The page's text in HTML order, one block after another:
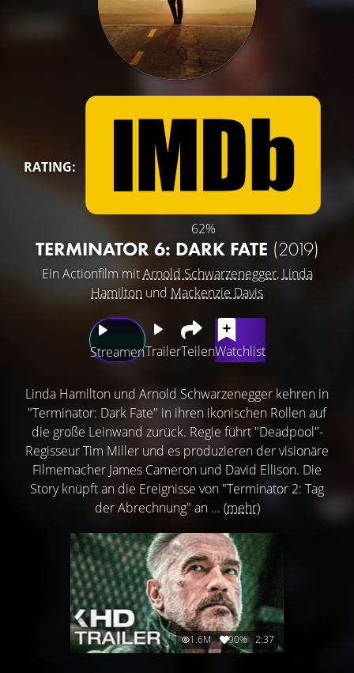
RATING:
62%
TERMINATOR 6: DARK FATE (2019)
Ein Actionfilm mitArnold Schwarzenegger, Linda
Hamilton und Mackenzie Davis
StreamenTrailerTeilenWatchlist
Linda Hamilton und Arnold Schwarzenegger kehren in
"Terminator: Dark Fate" in ihren ikonischen Rollen auf
die große Leinwand zurück. Regie führt "Deadpool"-
Regisseur Tim Miller und es produzieren der visionäre
Filmemacher James Cameron und David Ellison. Die
Story knüpft an die Ereignisse von "Terminator 2: Tag
der Abrechnung" an ... (mehr)
1.6M 90% 2:37